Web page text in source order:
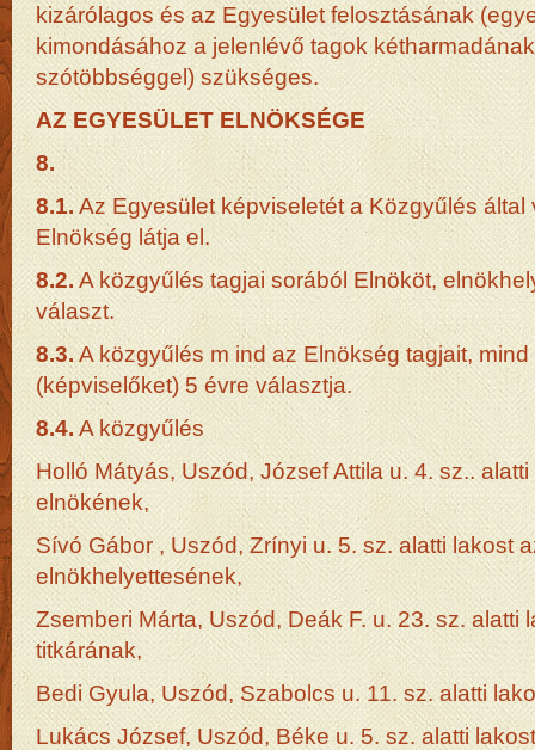
kizárólagos és az Egyesület felosztásának
kimondásához a jelenlévő tagok
szótöbbséggel) szükséges.
AZ EGYESÜLET ELNÖKSÉGE
8.
8.1.Az Egyesület képviseletét a Közgyűlés által
Elnökség látja el.
8.2. A közgyűlés tagjai sorából Elnököt,
választ.
8.3.A közgyűlés m ind az Elnökség tagjait,
(képviselőket) 5 évre választja.
8.4. A közgyűlés
Holló Mátyás, Uszód, József Attila u. 4. sz..
elnökének,
Sívó Gábor , Uszód, Zrínyi u. 5. sz. alatti lakost
elnökhelyettesének,
Zsemberi Márta, Uszód, Deák F. u. 23. sz. alatti
titkárának,
Bedi Gyula, Uszód, Szabolcs u. 11. sz. alatti
Lukács József, Uszód, Béke u. 5. sz. alatti